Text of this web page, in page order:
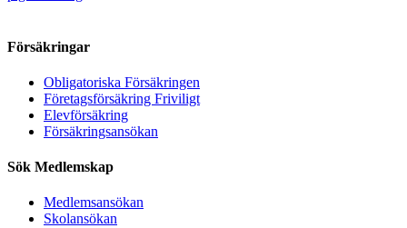
Försäkringar
Obligatoriska Försäkringen
Företagsförsäkring Friviligt
Elevförsäkring
Försäkringsansökan
Sök Medlemskap
Medlemsansökan
Skolansökan